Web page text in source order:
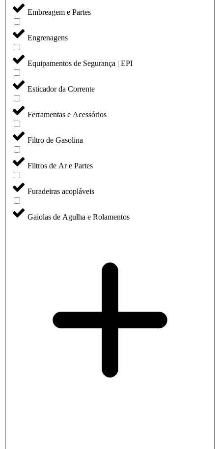
Embreagem e Partes
Engrenagens
Equipamentos de Segurança | EPI
Esticador da Corrente
Ferramentas e Acessórios
Filtro de Gasolina
Filtros de Ar e Partes
Furadeiras acopláveis
Gaiolas de Agulha e Rolamentos